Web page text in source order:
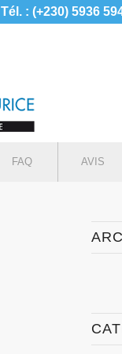
Tél. : (+230) 5936
FAQ AVIS